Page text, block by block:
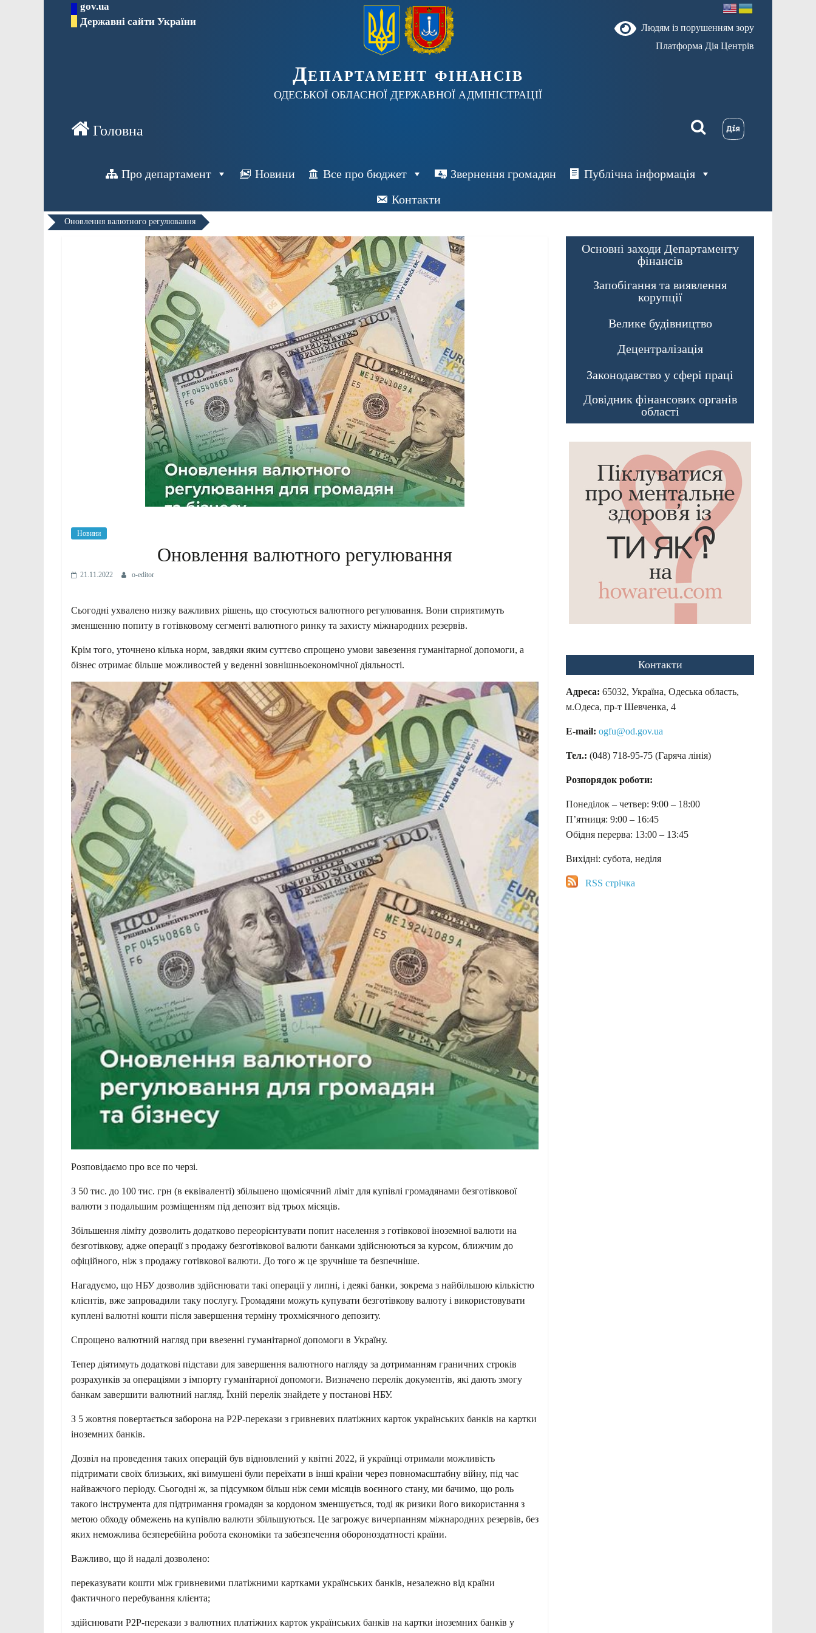
gov.ua
Державні сайти України
Департамент фінансів
ОДЕСЬКОЇ ОБЛАСНОЇ ДЕРЖАВНОЇ АДМІНІСТРАЦІЇ
Людям із порушенням зору
Платформа Дія Центрів
Про департамент Новини Все про бюджет Звернення громадян
Публічна інформація
Контакти
Оновлення валютного регулювання
Новини
Оновлення валютного регулювання
21.11.2022 o-editor
Сьогодні ухвалено низку важливих рішень, що стосуються валютного регулювання. Вони сприятимуть
зменшенню попиту в готівковому сегменті валютного ринку та захисту міжнародних резервів.
Крім того, уточнено кілька норм, завдяки яким суттєво спрощено умови завезення гуманітарної допомоги, а
бізнес отримає більше можливостей у веденні зовнішньоекономічної діяльності.
Розповідаємо про все по черзі.
З 50 тис. до 100 тис. грн (в еквіваленті) збільшено щомісячний ліміт для купівлі громадянами безготівкової
валюти з подальшим розміщенням під депозит від трьох місяців.
Збільшення ліміту дозволить додатково переорієнтувати попит населення з готівкової іноземної валюти на
безготівкову, адже операції з продажу безготівкової валюти банками здійснюються за курсом, ближчим до
офіційного, ніж з продажу готівкової валюти. До того ж це зручніше та безпечніше.
Нагадуємо, що НБУ дозволив здійснювати такі операції у липні, і деякі банки, зокрема з найбільшою кількістю
клієнтів, вже запровадили таку послугу. Громадяни можуть купувати безготівкову валюту і використовувати
куплені валютні кошти після завершення терміну трохмісячного депозиту.
Спрощено валютний нагляд при ввезенні гуманітарної допомоги в Україну.
Тепер діятимуть додаткові підстави для завершення валютного нагляду за дотриманням граничних строків
розрахунків за операціями з імпорту гуманітарної допомоги. Визначено перелік документів, які дають змогу
банкам завершити валютний нагляд. Їхній перелік знайдете у постанові НБУ.
З 5 жовтня повертається заборона на Р2Р-перекази з гривневих платіжних карток українських банків на картки
іноземних банків.
Дозвіл на проведення таких операцій був відновлений у квітні 2022, й українці отримали можливість
підтримати своїх близьких, які вимушені були переїхати в інші країни через повномасштабну війну, під час
найважчого періоду. Сьогодні ж, за підсумком більш ніж семи місяців воєнного стану, ми бачимо, що роль
такого інструмента для підтримання громадян за кордоном зменшується, тоді як ризики його використання з
метою обходу обмежень на купівлю валюти збільшуються. Це загрожує вичерпанням міжнародних резервів, без
яких неможлива безперебійна робота економіки та забезпечення обороноздатності країни.
Важливо, що й надалі дозволено:
переказувати кошти між гривневими платіжними картками українських банків, незалежно від країни
фактичного перебування клієнта;
здійснювати Р2Р-перекази з валютних платіжних карток українських банків на картки іноземних банків у
Основні заходи Департаменту
фінансів
Запобігання та виявлення
корупції
Велике будівництво
Децентралізація
Законодавство у сфері праці
Довідник фінансових органів
області
Контакти
Адреса: 65032, Україна, Одеська область,
м.Одеса, пр-т Шевченка, 4
E-mail: ogfu@od.gov.ua
Тел.: (048) 718-95-75 (Гаряча лінія)
Розпорядок роботи:
Понеділок – четвер: 9:00 – 18:00
П’ятниця: 9:00 – 16:45
Обідня перерва: 13:00 – 13:45
Вихідні: субота, неділя
RSS стрічка